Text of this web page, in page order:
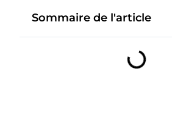
Sommaire de l'article